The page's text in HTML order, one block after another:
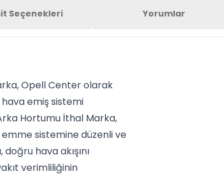
Seçenekleri Yorumlar
Opell Center olarak
emiş sistemi
Hortumu İthal Marka,
sistemine düzenli ve
hava akışını
verimliliğinin